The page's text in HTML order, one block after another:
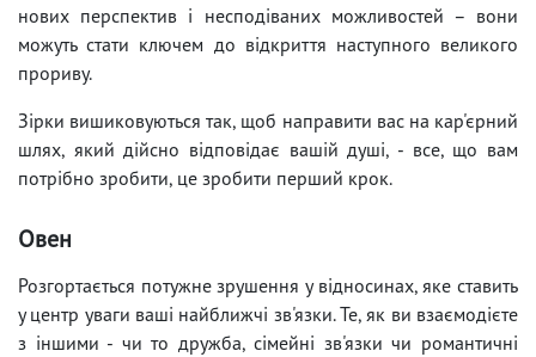
нових перспектив і несподіваних можливостей – вони
можуть стати ключем до відкриття наступного великого
прориву.
Зірки вишиковуються так, щоб направити вас на кар'єрний
шлях, який дійсно відповідає вашій душі, - все, що вам
потрібно зробити, це зробити перший крок.
Овен
Розгортається потужне зрушення у відносинах, яке ставить
у центр уваги ваші найближчі зв'язки. Те, як ви взаємодієте
з іншими - чи то дружба, сімейні зв'язки чи романтичні